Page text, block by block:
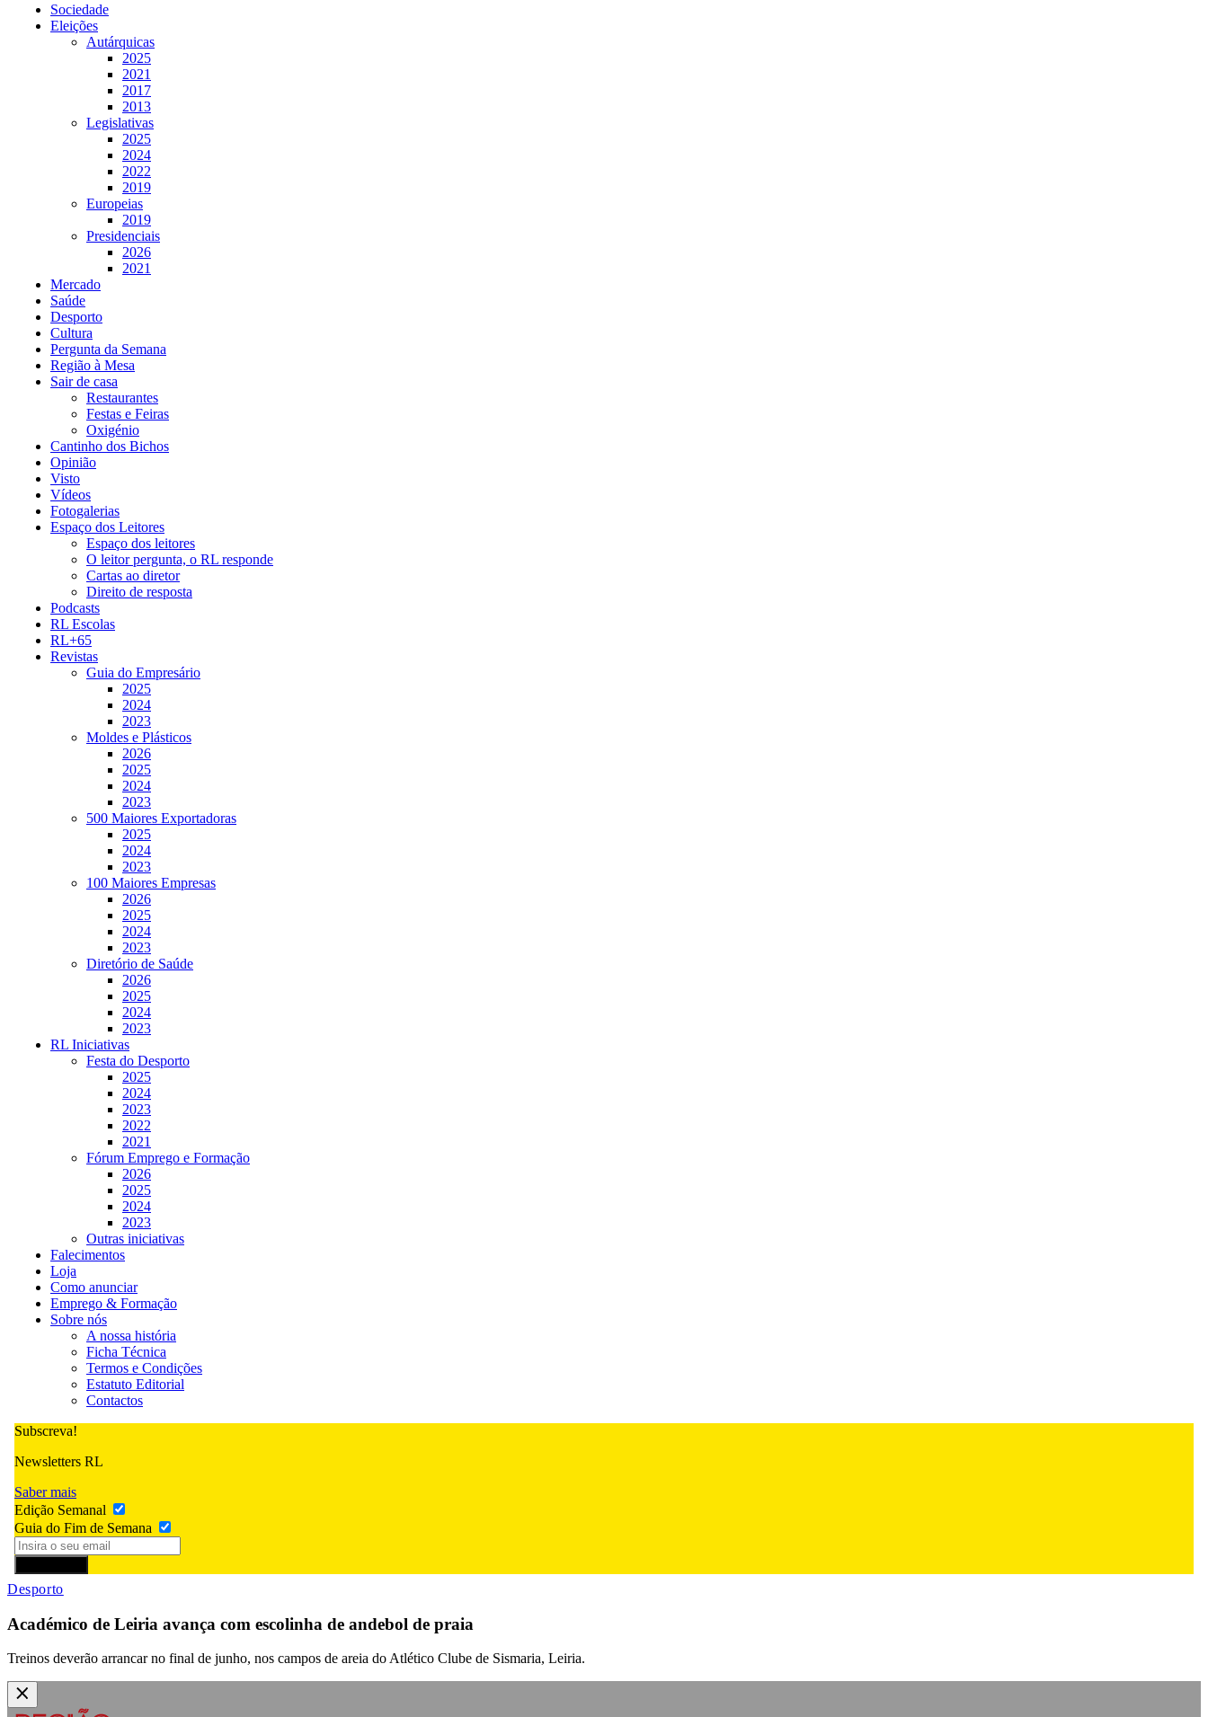
Sociedade
Eleições
Autárquicas
2025
2021
2017
2013
Legislativas
2025
2024
2022
2019
Europeias
2019
Presidenciais
2026
2021
Mercado
Saúde
Desporto
Cultura
Pergunta da Semana
Região à Mesa
Sair de casa
Restaurantes
Festas e Feiras
Oxigénio
Cantinho dos Bichos
Opinião
Visto
Vídeos
Fotogalerias
Espaço dos Leitores
Espaço dos leitores
O leitor pergunta, o RL responde
Cartas ao diretor
Direito de resposta
Podcasts
RL Escolas
RL+65
Revistas
Guia do Empresário
2025
2024
2023
Moldes e Plásticos
2026
2025
2024
2023
500 Maiores Exportadoras
2025
2024
2023
100 Maiores Empresas
2026
2025
2024
2023
Diretório de Saúde
2026
2025
2024
2023
RL Iniciativas
Festa do Desporto
2025
2024
2023
2022
2021
Fórum Emprego e Formação
2026
2025
2024
2023
Outras iniciativas
Falecimentos
Loja
Como anunciar
Emprego & Formação
Sobre nós
A nossa história
Ficha Técnica
Termos e Condições
Estatuto Editorial
Contactos
Subscreva!
Newsletters RL
Saber mais
Edição Semanal
Guia do Fim de Semana
Desporto
Académico de Leiria avança com escolinha de andebol de praia
Treinos deverão arrancar no final de junho, nos campos de areia do Atlético Clube de Sismaria, Leiria.